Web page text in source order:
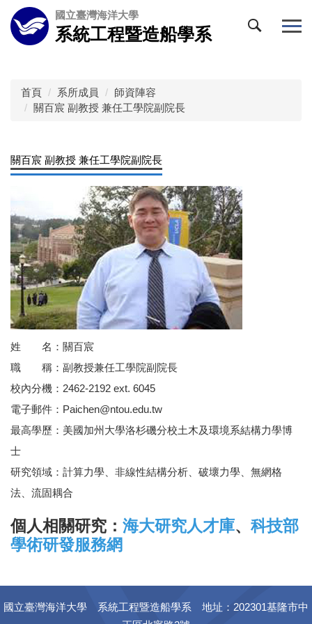
跳
到
主
國立臺灣海洋大學
系統工程暨造船學系
首頁 系所成員
師資陣容
關百宸 副教授 兼任工學院副院長
關百宸 副教授 兼任工學院副院長
姓 名：關百宸
職 稱：副教授兼任工學院副院長
校內分機：2462-2192 ext. 6045
電子郵件：Paichen@ntou.edu.tw
最高學歷：美國加州大學洛杉磯分校土木及環境系結構力學博
士
研究領域：計算力學、非線性結構分析、破壞力學、無網格
法、流固耦合
個人相關研究： 海大研究人才庫、 科技部
學術研發服務網
國立臺灣海洋大學 系統工程暨造船學系 地址：202301基隆市中